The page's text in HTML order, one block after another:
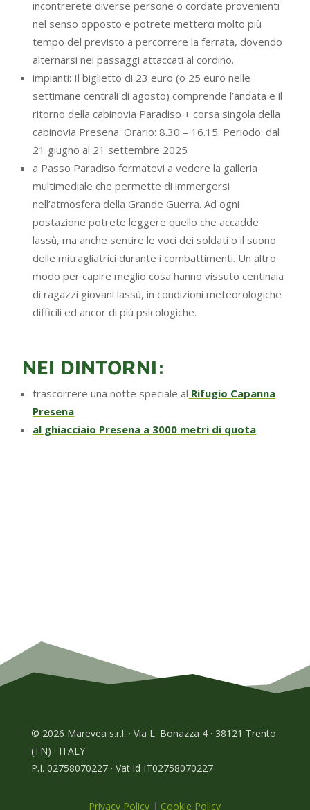
incontrerete diverse persone o cordate provenienti
nel senso opposto e potrete metterci molto più
tempo del previsto a percorrere la ferrata, dovendo
alternarsi nei passaggi attaccati al cordino.
impianti: Il biglietto di 23 euro (o 25 euro nelle
settimane centrali di agosto) comprende l’andata e il
ritorno della cabinovia Paradiso + corsa singola della
cabinovia Presena. Orario: 8.30 – 16.15. Periodo: dal
21 giugno al 21 settembre 2025
a Passo Paradiso fermatevi a vedere la galleria
multimediale che permette di immergersi
nell’atmosfera della Grande Guerra. Ad ogni
postazione potrete leggere quello che accadde
lassù, ma anche sentire le voci dei soldati o il suono
delle mitragliatrici durante i combattimenti. Un altro
modo per capire meglio cosa hanno vissuto centinaia
di ragazzi giovani lassù, in condizioni meteorologiche
difficili ed ancor di più psicologiche.
NEI DINTORNI:
trascorrere una notte speciale al Rifugio Capanna
Presena
al ghiacciaio Presena a 3000 metri di quota
© 2026 Marevea s.r.l. · Via L. Bonazza 4 · 38121 Trento
(TN) · ITALY
P.I. 02758070227 · Vat id IT02758070227
Privacy Policy | Cookie Policy